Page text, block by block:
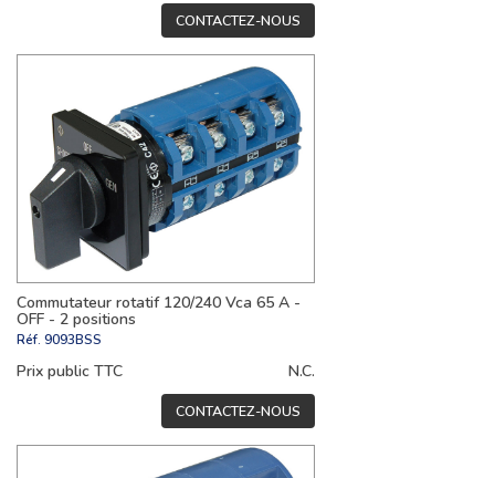
CONTACTEZ-NOUS
Commutateur rotatif 120/240 Vca 65 A -
OFF - 2 positions
Réf. 9093BSS
Prix public TTC N.C.
CONTACTEZ-NOUS